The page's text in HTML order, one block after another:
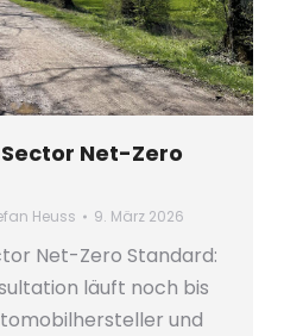
Net-Zero
Heuss 9. März 2026
Net-Zero Standard:
läuft noch bis
und